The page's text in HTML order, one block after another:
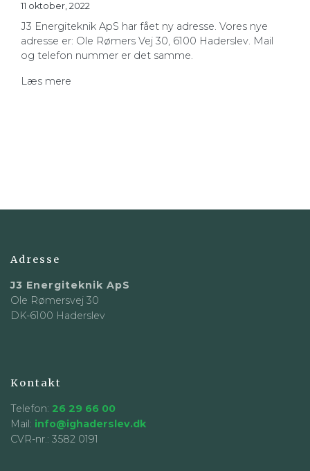
11 oktober, 2022
J3 Energiteknik ApS har fået ny adresse. Vores nye
adresse er: Ole Rømers Vej 30, 6100 Haderslev. Mail
og telefon nummer er det samme.
Læs mere
Adresse
J3 Energiteknik ApS
Ole Rømersvej 30
DK-6100 Haderslev
Kontakt
Telefon: 26 29 66 00
Mail: info@ighaderslev.dk
CVR-nr.: 3582 0191